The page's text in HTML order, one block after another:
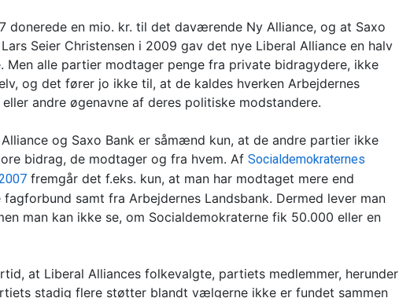
donerede en mio. kr. til det daværende Ny Alliance, og at Saxo
Seier Christensen i 2009 gav det nye Liberal Alliance en halv
Men alle partier modtager penge fra private bidragydere, ikke
og det fører jo ikke til, at de kaldes hverken Arbejdernes
andre øgenavne af deres politiske modstandere.
og Saxo Bank er såmænd kun, at de andre partier ikke
bidrag, de modtager og fra hvem. Af Socialdemokraternes
fremgår det f.eks. kun, at man har modtaget mere end
samt fra Arbejdernes Landsbank. Dermed lever man
man kan ikke se, om Socialdemokraterne fik 50.000 eller en
at Liberal Alliances folkevalgte, partiets medlemmer, herunder
stadig flere støtter blandt vælgerne ikke er fundet sammen